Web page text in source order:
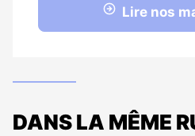
Lire nos
DANS LA MÊME